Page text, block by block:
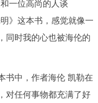
一位高尚的人谈
》这本书，感觉就像一
同时我的心也被海伦的
书中，作者海伦 凯勒在
对任何事物都充满了好